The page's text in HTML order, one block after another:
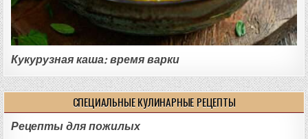
Кукурузная каша: время варки
СПЕЦИАЛЬНЫЕ КУЛИНАРНЫЕ РЕЦЕПТЫ
Рецепты для пожилых